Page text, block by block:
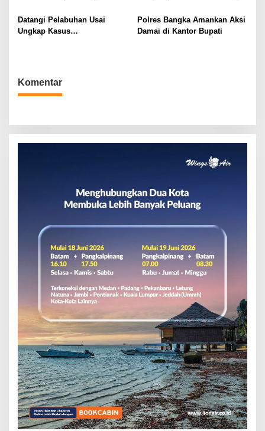
s
Datangi Pelabuhan Usai
Ungkap Kasus
Polres Bangka Amankan Aksi
Damai di Kantor Bupati
Komentar